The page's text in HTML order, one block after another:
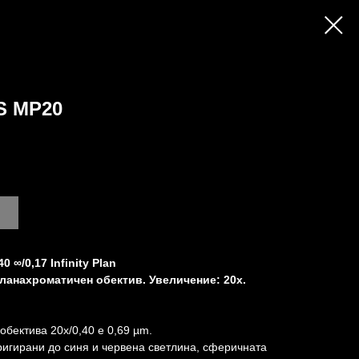
MP20
∞/0,17 Infinity Plan
обектив. Увеличение: 20x.
20x/0,40 е 0,69 µm.
до синя и червена светлина, сферичната